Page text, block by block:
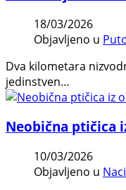
18/03/2026
Objavljeno u
Dva kilometara
jedinstven…
Neobična ptičica
10/03/2026
Objavljeno u